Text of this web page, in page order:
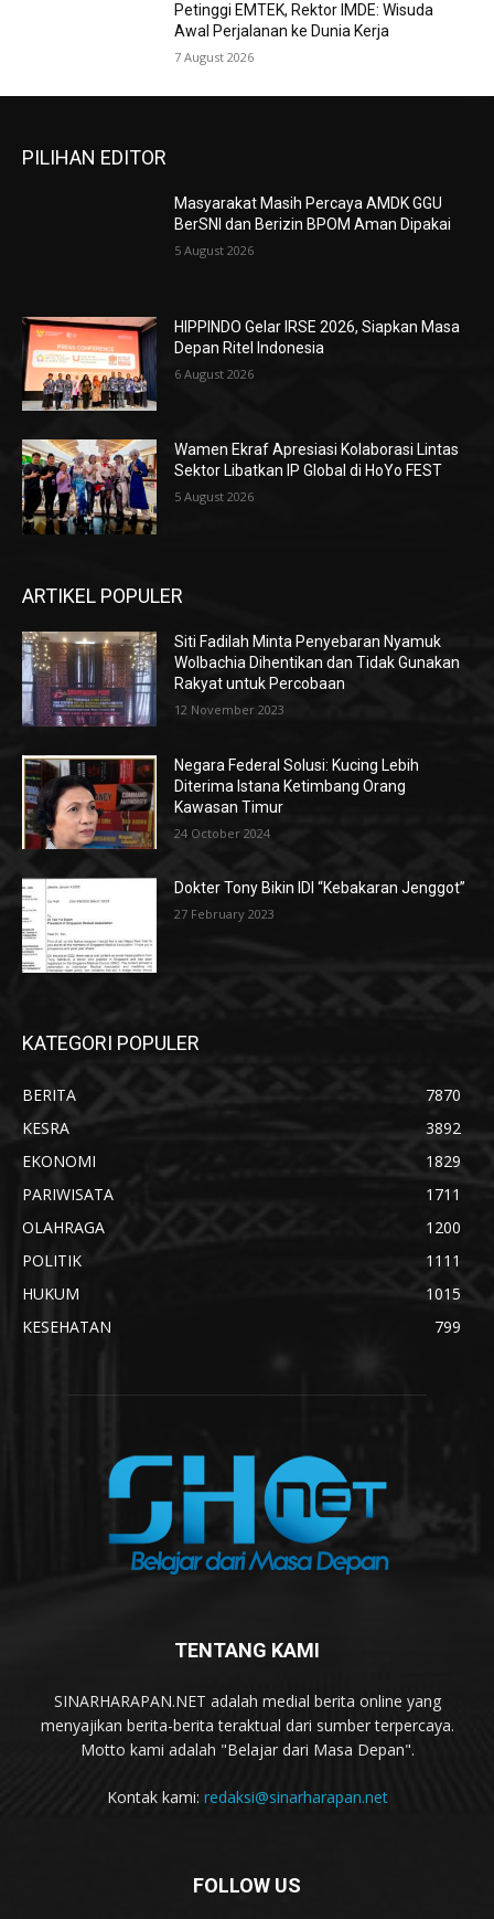
Petinggi EMTEK, Rektor IMDE: Wisuda
Awal Perjalanan ke Dunia Kerja
7 August 2026
PILIHAN EDITOR
Masyarakat Masih Percaya AMDK GGU
BerSNI dan Berizin BPOM Aman Dipakai
5 August 2026
HIPPINDO Gelar IRSE 2026, Siapkan Masa
Depan Ritel Indonesia
6 August 2026
Wamen Ekraf Apresiasi Kolaborasi Lintas
Sektor Libatkan IP Global di HoYo FEST
5 August 2026
ARTIKEL POPULER
Siti Fadilah Minta Penyebaran Nyamuk
Wolbachia Dihentikan dan Tidak Gunakan
Rakyat untuk Percobaan
12 November 2023
Negara Federal Solusi: Kucing Lebih
Diterima Istana Ketimbang Orang
Kawasan Timur
24 October 2024
Dokter Tony Bikin IDI “Kebakaran Jenggot”
27 February 2023
KATEGORI POPULER
BERITA
7870
KESRA
3892
EKONOMI
1829
PARIWISATA
1711
OLAHRAGA
1200
POLITIK
1111
HUKUM
1015
KESEHATAN
799
TENTANG KAMI
SINARHARAPAN.NET adalah medial berita online yang
menyajikan berita-berita teraktual dari sumber terpercaya.
Motto kami adalah "Belajar dari Masa Depan".
Kontak kami: redaksi@sinarharapan.net
FOLLOW US